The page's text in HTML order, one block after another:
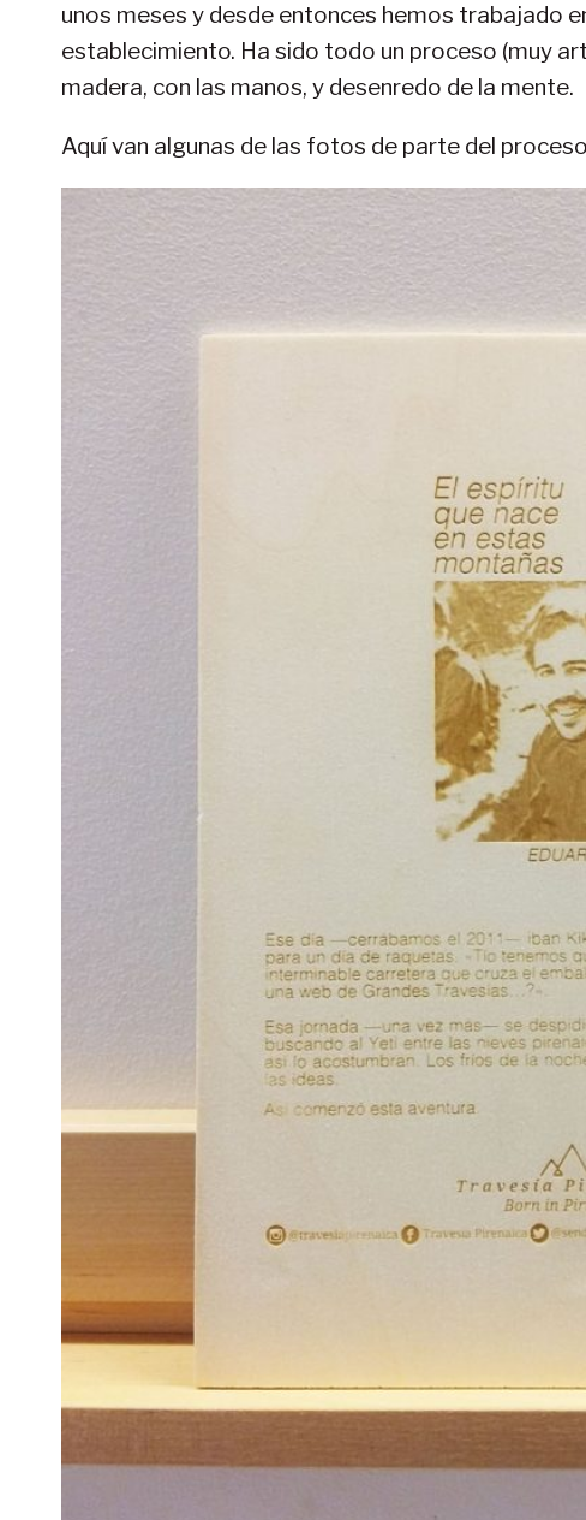
unos meses y desde entonces hemos trabajado
establecimiento. Ha sido todo un proceso (muy
madera, con las manos, y desenredo de la mente.
Aquí van algunas de las fotos de parte del